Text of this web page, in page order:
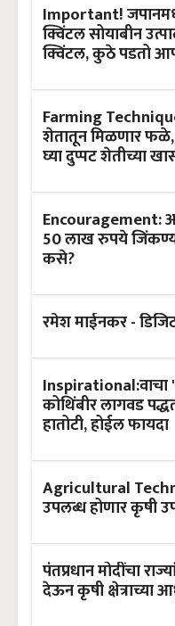
Important!
क्विंटल सोयाबीन
क्विंटल, कुठे पडतो
Farming
शेतातून मिळणार फळे,
घ्या दुप्पट शेतीच्या
Encouragement:
50 लाख रुपये
कसे?
रमेश माईनकर -
Inspirational:वाचा
कोथिंबीर लागवड
हातोटी, होईल फायदा
Agricultural
उपलब्ध होणार कृषी
पंतप्रधान मोदींचा
देऊन कृषी क्षेत्राच्या